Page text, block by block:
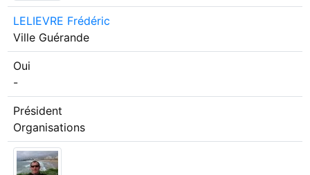
LELIEVRE Frédéric
Ville Guérande
Oui
-
Président
Organisations